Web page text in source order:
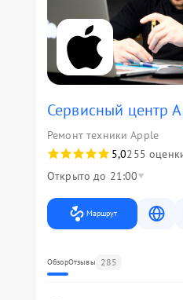
Сервисный центр
Ремонт техники Apple
5,0255
Открыто до 21:00
Маршрут
ОбзорОтзывы 285